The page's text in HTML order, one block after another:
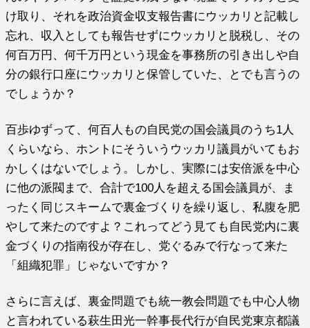
け取り、それを政治資金収支報告書にウッカリと記載し
忘れ、収入としても報告せずにウッカリと脱税し、その
何百万円、何千万円という現金を事務所の引き出しや自
分の銀行口座にウッカリと保管していた、とでも言うの
でしょうか？
百歩ゆずって、何百人もの自民党の国会議員のうち1人
くらいなら、ホントにそういうウッカリ議員がいてもお
かしくはないでしょう。しかし、実際には安倍派を中心
に他の派閥まで、合計で100人を超える国会議員が、ま
ったく同じスキームで裏金づくりを繰り返し、私腹を肥
やして来たのですよ？これってどう見ても自民党内に裏
金づくりの指南役が存在し、党ぐるみで行なって来た
「組織犯罪」じゃないですか？
さらに言えば、裏金問題でも統一教会問題でも中心人物
と言われている萩生田光一幹事長代行が自民党東京都議